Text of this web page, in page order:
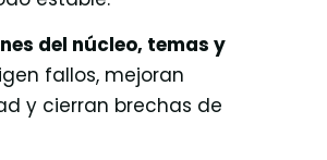
del núcleo, temas y
fallos, mejoran
y cierran brechas de